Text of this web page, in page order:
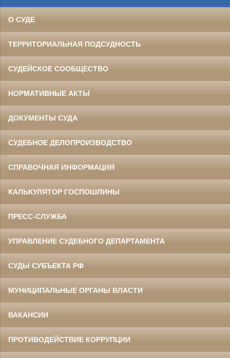
О СУДЕ
ТЕРРИТОРИАЛЬНАЯ ПОДСУДНОСТЬ
СУДЕЙСКОЕ СООБЩЕСТВО
НОРМАТИВНЫЕ АКТЫ
ДОКУМЕНТЫ СУДА
СУДЕБНОЕ ДЕЛОПРОИЗВОДСТВО
СПРАВОЧНАЯ ИНФОРМАЦИЯ
КАЛЬКУЛЯТОР ГОСПОШЛИНЫ
ПРЕСС-СЛУЖБА
УПРАВЛЕНИЕ СУДЕБНОГО ДЕПАРТАМЕНТА
СУДЫ СУБЪЕКТА РФ
МУНИЦИПАЛЬНЫЕ ОРГАНЫ ВЛАСТИ
ВАКАНСИИ
ПРОТИВОДЕЙСТВИЕ КОРРУПЦИИ